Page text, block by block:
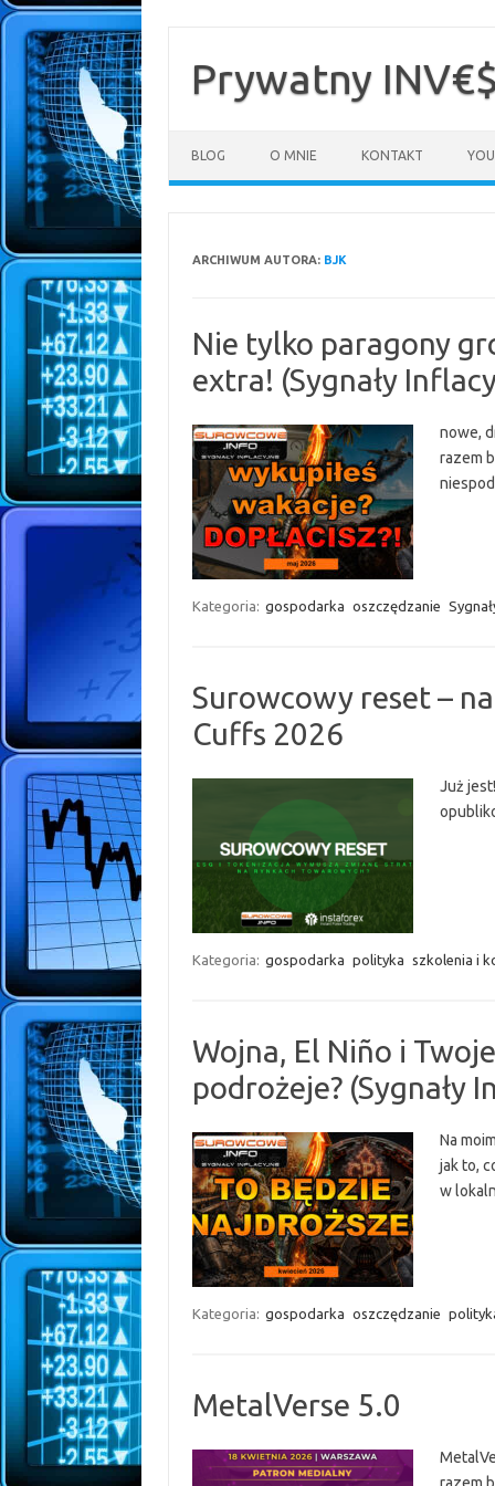
treściPrywatny
BLOG O MNIE KONTAKT
ARCHIWUM AUTORA: BJK
Nie tylko paragony
extra! (Sygnały
nowe,
razem
Kategoria: gospodarka oszczędzanie
Surowcowy reset –
Cuffs 2026
Już
Kategoria: gospodarka polityka szkolenia i
Wojna, El Niño i
podrożeje? (Sygnały
Na
jak to,
w
Kategoria: gospodarka oszczędzanie
MetalVerse 5.0